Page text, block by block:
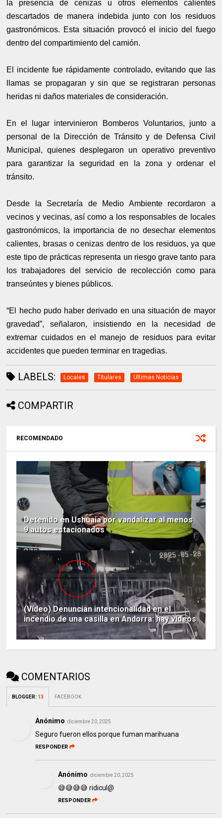
la presencia de cenizas u otros elementos calientes
descartados de manera indebida junto con los residuos
gastronómicos. Esta situación provocó el inicio del fuego
dentro del compartimiento del camión.
El incidente fue rápidamente controlado, evitando que las
llamas se propagaran y sin que se registraran personas
heridas ni daños materiales de consideración.
En el lugar intervinieron Bomberos Voluntarios, junto a
personal de la Dirección de Tránsito y de Defensa Civil
Municipal, quienes desplegaron un operativo preventivo
para garantizar la seguridad en la zona y ordenar el
tránsito.
Desde la Secretaría de Medio Ambiente recordaron a
vecinos y vecinas, así como a los responsables de locales
gastronómicos, la importancia de no desechar elementos
calientes, brasas o cenizas dentro de los residuos, ya que
este tipo de prácticas representa un riesgo grave tanto para
los trabajadores del servicio de recolección como para
transeúntes y bienes públicos.
“El hecho pudo haber derivado en una situación de mayor
gravedad”, señalaron, insistiendo en la necesidad de
extremar cuidados en el manejo de residuos para evitar
accidentes que pueden terminar en tragedias.
LABELS: Locales Titulares Ultimas Noticias
COMPARTIR
RECOMENDADO
Detenido en Ushuaia por vandalizar al menos
9 autos estacionados
(Vídeo) Denuncian intencionalidad en el
incendio de una casilla en Andorra: hay vídeos
COMENTARIOS
BLOGGER: 13 FACEBOOK
Anónimo diciembre 20, 2025
Seguro fueron ellos porque fuman marihuana
RESPONDER
Anónimo diciembre 20, 2025
😅😅😅😅 ridicul@
RESPONDER